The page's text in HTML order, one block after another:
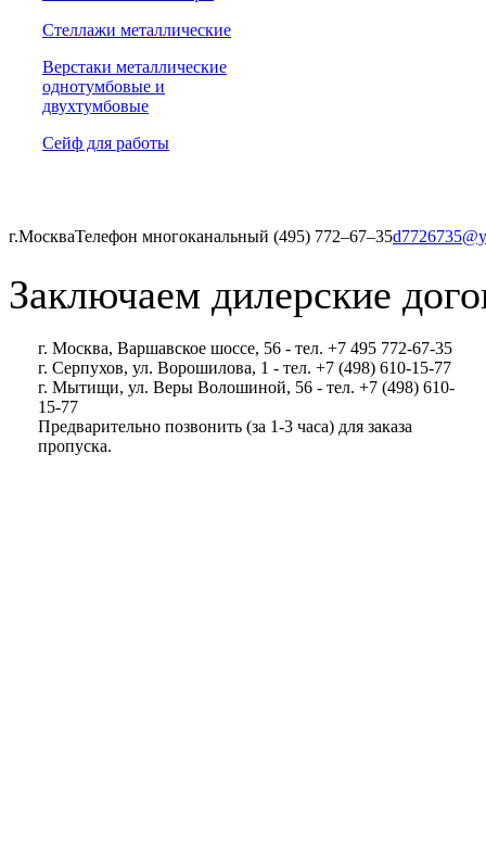
Стеллажи металлические
Верстаки металлические
однотумбовые и
двухтумбовые
Сейф для работы
г.МоскваТелефон многоканальный (495) 772‒67‒35
Заключаем дилерские
г. Москва, Варшавское шоссе, 56 - тел. +7 495 772-67-35
г. Серпухов, ул. Ворошилова, 1 - тел. +7 (498) 610-15-77
г. Мытищи, ул. Веры Волошиной, 56 - тел. +7 (498) 610-
15-77
Предварительно позвонить (за 1-3 часа) для заказа
пропуска.